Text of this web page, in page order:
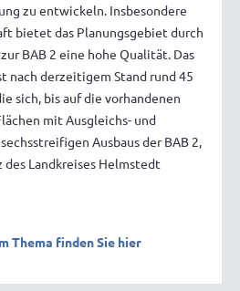
zu entwickeln. Insbesondere
bietet das Planungsgebiet durch
BAB 2 eine hohe Qualität. Das
nach derzeitigem Stand rund 45
sich, bis auf die vorhandenen
mit Ausgleichs- und
Ausbaus der BAB 2,
Landkreises Helmstedt
Thema finden Sie hier